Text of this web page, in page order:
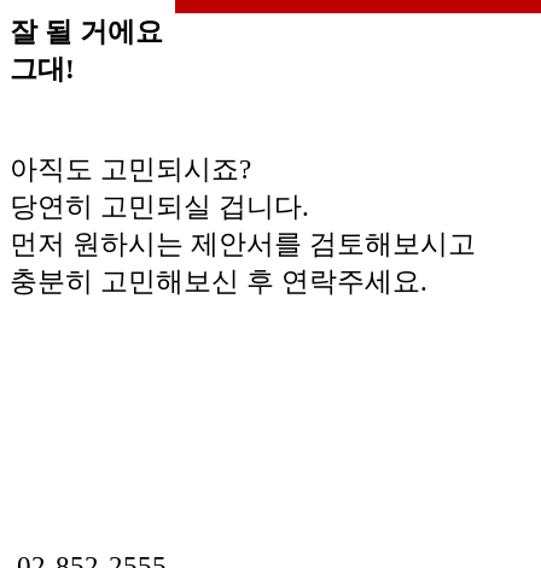
잘 될 거에요
그대!
아직도 고민되시죠?
당연히 고민되실 겁니다.
먼저 원하시는 제안서를 검토해보시고
충분히 고민해보신 후 연락주세요.